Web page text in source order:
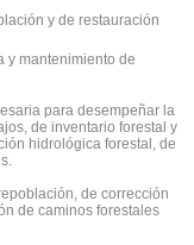
y de restauración
y mantenimiento de
para desempeñar la
de inventario forestal y
hidrológica forestal, de
de corrección
de caminos forestales